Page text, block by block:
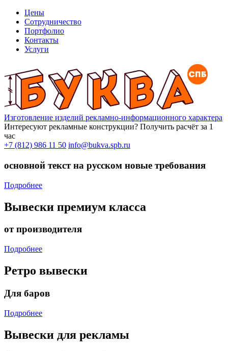
Цены
Сотрудничество
Портфолио
Контакты
Услуги
Изготовление изделий рекламно-информационного характера
Интересуют рекламные конструкции? Получить расчёт за 1
час
+7 (812) 986 11 50 info@bukva.spb.ru
основной текст на русском новые требования
Подробнее
Вывески премиум класса
от производителя
Подробнее
Ретро вывески
Для баров
Подробнее
Вывески для рекламы